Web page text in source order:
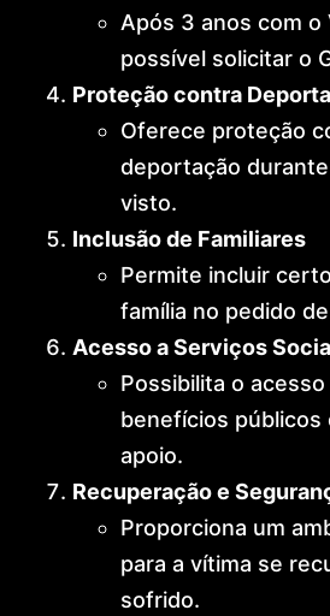
Após 3 anos com o
possível solicitar o
Proteção contra
Oferece proteção
deportação
visto.
Inclusão de Familiares
Permite incluir
família no pedido
Acesso a Serviços
Possibilita o
benefícios públicos
apoio.
Recuperação e
Proporciona um
para a vítima se
sofrido.